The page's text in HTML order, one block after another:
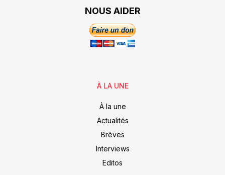
NOUS AIDER
À LA UNE
À la une
Actualités
Brèves
Interviews
Editos